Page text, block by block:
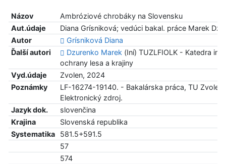
Názov
Ambróziové chrobáky na Slovensku
Aut.údaje
Diana Grísniková; vedúci bakal. práce Marek
Autor
Grísniková Diana
Ďalší autori
Dzurenko Marek(Iní) TUZLFIOLK - Katedra
ochrany lesa a krajiny
Vyd.údaje
Zvolen, 2024
Poznámky
LF-16274-19140. - Bakalárska práca, TU Zvolen,
Elektronický zdroj.
Jazyk dok.
slovenčina
Krajina
Slovenská republika
Systematika
581.5+591.5
57
574